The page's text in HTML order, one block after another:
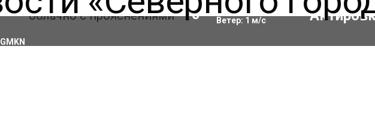
10°C Влажность:75%
Ветер: 1 м/с
GMKN